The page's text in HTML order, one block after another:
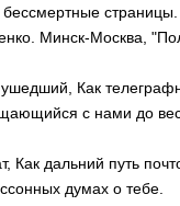
Минск-Москва,
Как
с нами до
дальний путь
думах о тебе.